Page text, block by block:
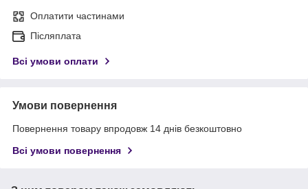
Оплатити частинами
Післяплата
Всі умови оплати
Умови повернення
Повернення товару впродовж 14 днів безкоштовно
Всі умови повернення